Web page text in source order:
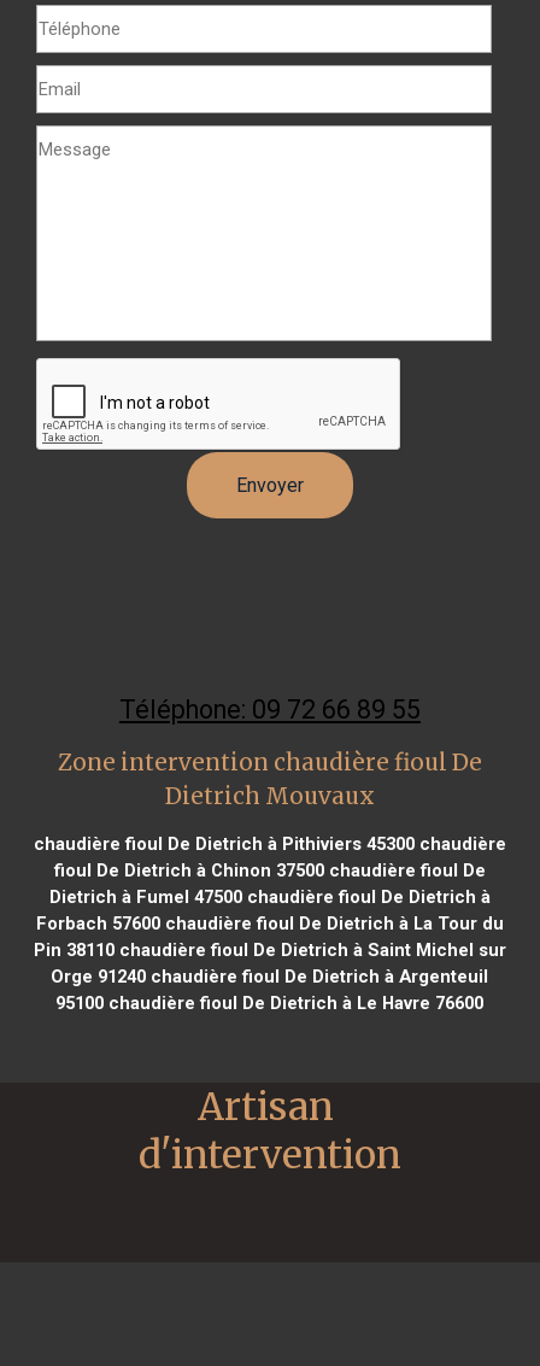
Téléphone: 09 72 66 89 55
Zone intervention chaudière fioul De
Dietrich Mouvaux
chaudière fioul De Dietrich à Pithiviers 45300chaudière
fioul De Dietrich à Chinon 37500chaudière fioul De
Dietrich à Fumel 47500chaudière fioul De Dietrich à
Forbach 57600chaudière fioul De Dietrich à La Tour du
Pin 38110chaudière fioul De Dietrich à Saint Michel sur
Orge 91240 chaudière fioul De Dietrich à Argenteuil
95100 chaudière fioul De Dietrich à Le Havre 76600
Artisan
d'intervention